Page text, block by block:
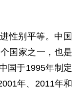
性别平等。中国
国家之一，也是
国于1995年制定
年、2011年和